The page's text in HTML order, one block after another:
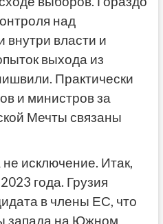
над
внутри власти и
выхода из
Практически
и министров за
Мечты связаны
исключение. Итак,
года. Грузия
в члены ЕС, что
запада на Южном